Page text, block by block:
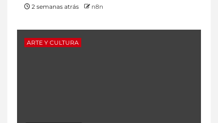
2 semanas atrás n8n
ARTE Y CULTURA